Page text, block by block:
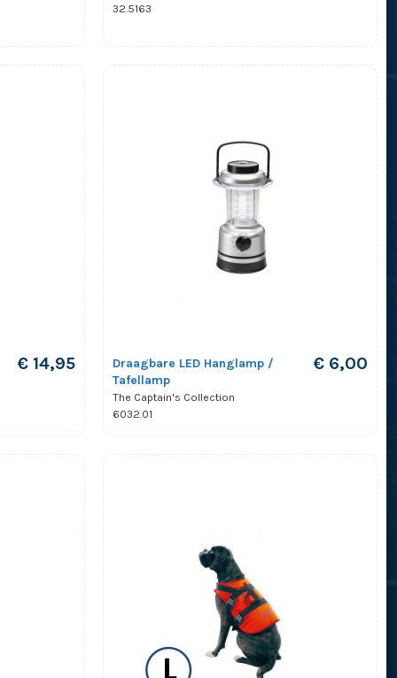
32.5163
€ 14,95
Draagbare LED Hanglamp /
Tafellamp
The Captain's Collection
6032.01
€ 6,00